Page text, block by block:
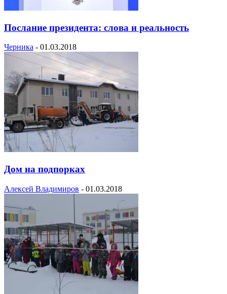
Послание президента: слова и реальность
Черника - 01.03.2018
Дом на подпорках
Алексей Владимиров - 01.03.2018